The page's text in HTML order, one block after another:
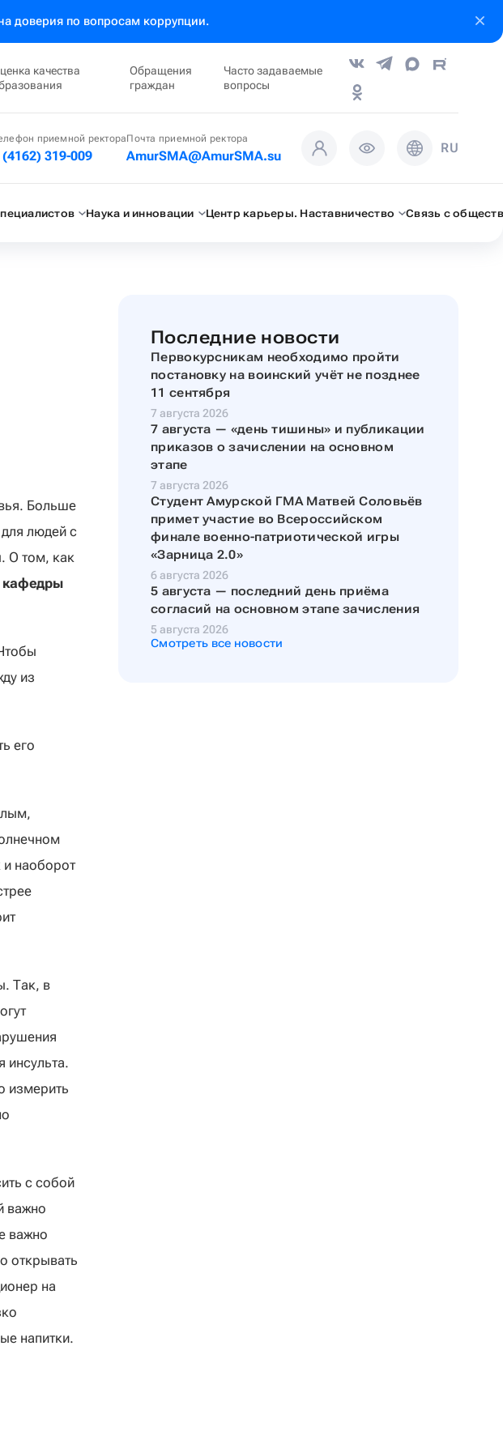
доверия по вопросам коррупции.
качества
Обращения
граждан
Часто задаваемые
вопросы
приемной ректора
(4162) 319-009
Почта приемной ректора
AmurSMA@AmurSMA.su RU
Наука и инновации Центр карьеры. Наставничество Связь с
Больше
людей с
О том, как
кафедры
из
его
наоборот
Так, в
инсульта.
измерить
с собой
важно
важно
открывать
на
напитки.
Последние новости
Первокурсникам необходимо пройти
постановку на воинский учёт не позднее
11 сентября
7 августа 2026
7 августа — «день тишины» и публикации
приказов о зачислении на основном
этапе
7 августа 2026
Студент Амурской ГМА Матвей Соловьёв
примет участие во Всероссийском
финале военно-патриотической игры
«Зарница 2.0»
6 августа 2026
5 августа — последний день приёма
согласий на основном этапе зачисления
5 августа 2026
Смотреть все новости